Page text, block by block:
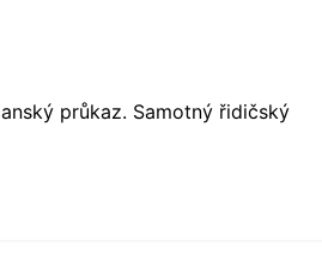
průkaz. Samotný řidičský